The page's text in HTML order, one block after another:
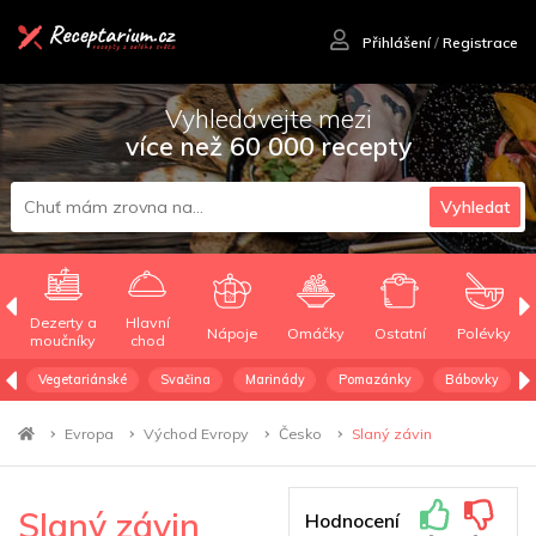
Přihlášení/ Registrace
Vyhledávejte mezi
více než 60 000 recepty
Vyhledat
Dezerty a
moučníky
Hlavní
chod
Nápoje Omáčky Ostatní Polévky
Vegetariánské Svačina Marinády Pomazánky Bábovky
Evropa Východ Evropy Česko Slaný závin
Slaný závin Hodnocení